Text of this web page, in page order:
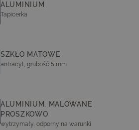
ALUMINIUM
Tapicerka
SZKŁO MATOWE
antracyt, grubość 5 mm
ALUMINIUM, MALOWANE
PROSZKOWO
wytrzymały, odporny na warunki